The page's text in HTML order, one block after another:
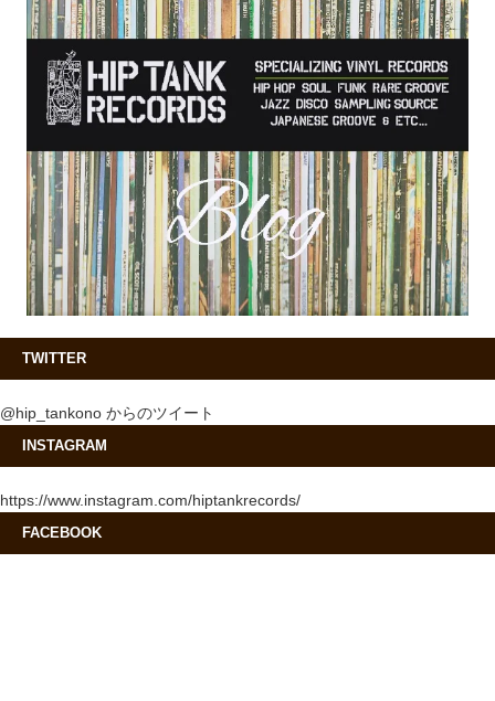
TWITTER
@hip_tankono からのツイート
INSTAGRAM
https://www.instagram.com/hiptankrecords/
FACEBOOK